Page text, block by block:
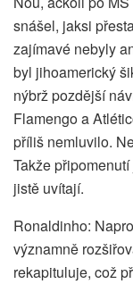
snášel, jaksi
zajímavé nebyly
byl jihoamerický
nýbrž pozdější
Flamengo a
příliš nemluvilo.
Takže
jistě uvítají.
Ronaldinho:
významně
rekapituluje, což